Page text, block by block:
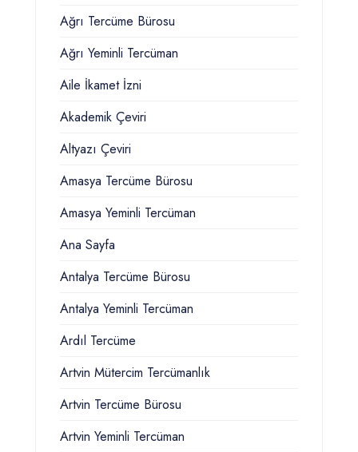
Ağrı Tercüme Bürosu
Ağrı Yeminli Tercüman
Aile İkamet İzni
Akademik Çeviri
Altyazı Çeviri
Amasya Tercüme Bürosu
Amasya Yeminli Tercüman
Ana Sayfa
Antalya Tercüme Bürosu
Antalya Yeminli Tercüman
Ardıl Tercüme
Artvin Mütercim Tercümanlık
Artvin Tercüme Bürosu
Artvin Yeminli Tercüman